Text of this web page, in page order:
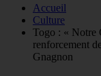
Accueil
Culture
Togo : « Notre
renforcement
Gnagnon